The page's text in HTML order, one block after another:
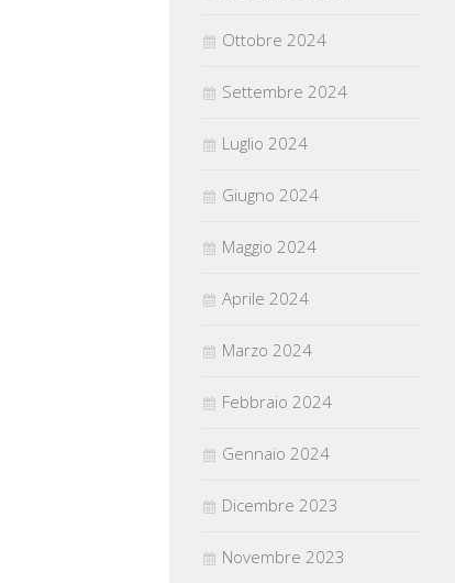
Ottobre 2024
Settembre 2024
Luglio 2024
Giugno 2024
Maggio 2024
Aprile 2024
Marzo 2024
Febbraio 2024
Gennaio 2024
Dicembre 2023
Novembre 2023